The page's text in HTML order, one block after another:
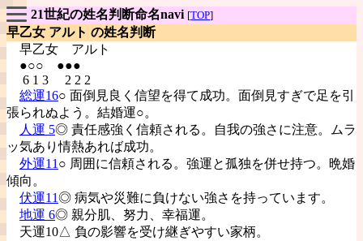
21世紀の姓名判断命名navi [TOP]
早乙女 アルト の姓名判断
早乙女 アルト
●○○ ●●●
6 1 3 2 2 2
総運16○ 面倒見良く信望を得て成功。面倒見すぎで足を引
張られぬよう。結婚運○。
人運 5◎ 責任感強く信頼される。自我の強さに注意。ムラ
ッ気あり情熱あれば成功。
外運11 ○ 周囲に信頼される。強運と孤独を併せ持つ。晩婚
傾向。
伏運11◎ 病気や災難に負けない強さを持っています。
地運 6◎ 親分肌、努力、幸福運。
天運10△ 負の影響を受け継ぎやすい家柄。